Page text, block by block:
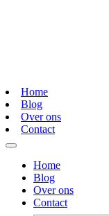
Home
Blog
Over ons
Contact
Home
Blog
Over ons
Contact